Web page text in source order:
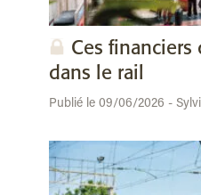
Ces
dans le rail
Publié le 09/06/2026 -